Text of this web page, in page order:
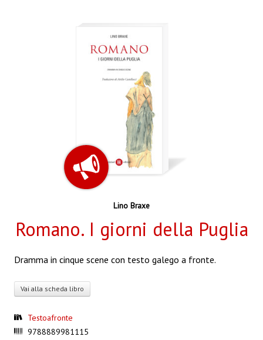
Lino Braxe
Romano. I giorni della Puglia
Dramma in cinque scene con testo galego a fronte.
Vai alla scheda libro
Testoafronte
9788889981115